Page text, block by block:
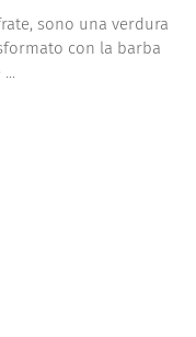
sono una verdura
con la barba